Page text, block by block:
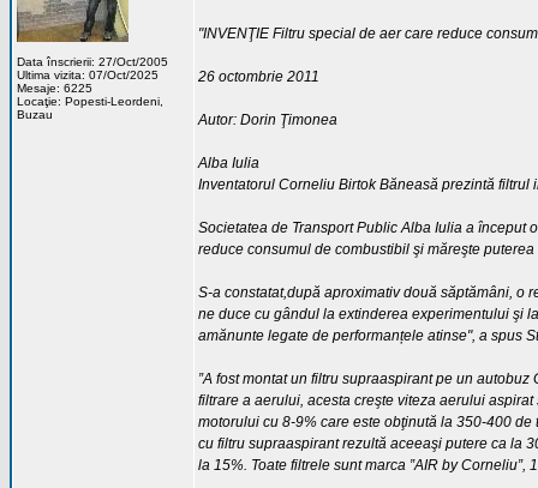
Data înscrierii: 27/Oct/2005
Ultima vizita: 07/Oct/2025
Mesaje: 6225
Locaţie: Popesti-Leordeni,
Buzau
"INVENŢIE Filtru special de aer care reduce
26 octombrie 2011
Autor: Dorin Ţimonea
Alba Iulia
Inventatorul Corneliu Birtok Băneasă prezintă filtrul
Societatea de Transport Public Alba Iulia a început
reduce consumul de combustibil şi măreşte
S-a constatat,după aproximativ două săptămâni, o
ne duce cu gândul la extinderea experimentului şi
amănunte legate de performanțele atinse", a spus
”A fost montat un filtru supraaspirant pe un
filtrare a aerului, acesta creşte viteza aerului
motorului cu 8-9% care este obţinută la 350-400
cu filtru supraaspirant rezultă aceeaşi putere ca la
la 15%. Toate filtrele sunt marca ”AIR by